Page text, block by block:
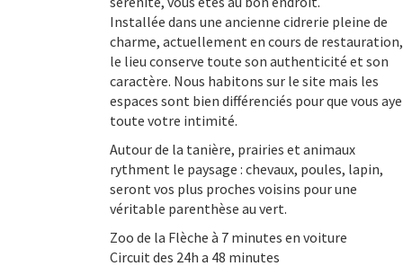
Installée dans une ancienne cidrerie pleine de
charme, actuellement en cours de restauration,
le lieu conserve toute son authenticité et son
caractère. Nous habitons sur le site mais les
espaces sont bien différenciés pour que vous
toute votre intimité.
Autour de la tanière, prairies et animaux
rythment le paysage : chevaux, poules, lapin,
seront vos plus proches voisins pour une
véritable parenthèse au vert.
Zoo de la Flèche à 7 minutes en voiture
Circuit des 24h a 48 minutes